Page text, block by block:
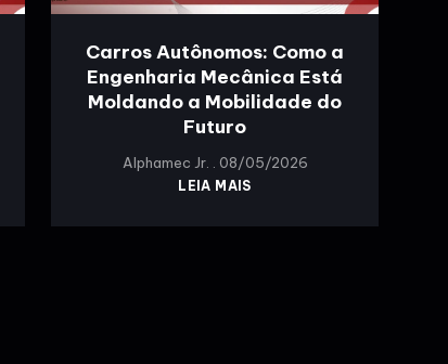
Carros Autônomos: Como a
Engenharia Mecânica Está
Moldando a Mobilidade do
Futuro
Alphamec Jr. 08/05/2026
LEIA MAIS